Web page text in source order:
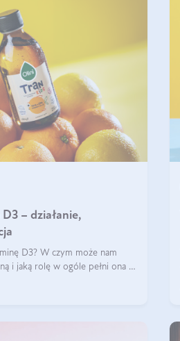
– działanie,
D3? W czym może nam
i jaką rolę w ogóle pełni ona w
wiesz, dlaczego warto to